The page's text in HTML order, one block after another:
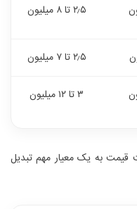
۲٫۵ تا ۸ میلیون
۲٫۵ تا ۷ میلیون
۳ تا ۱۲ میلیون
به یک معیار مهم تبدیل